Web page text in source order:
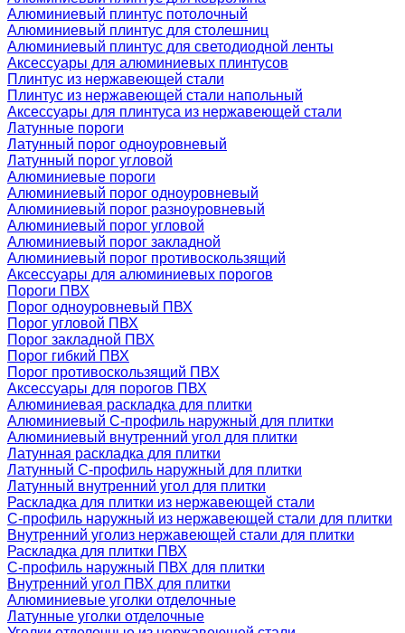
Алюминиевый плинтус потолочный
Алюминиевый плинтус для столешниц
Алюминиевый плинтус для светодиодной ленты
Аксессуары для алюминиевых плинтусов
Плинтус из нержавеющей стали
Плинтус из нержавеющей стали напольный
Аксессуары для плинтуса из нержавеющей стали
Латунные пороги
Латунный порог одноуровневый
Латунный порог угловой
Алюминиевые пороги
Алюминиевый порог одноуровневый
Алюминиевый порог разноуровневый
Алюминиевый порог угловой
Алюминиевый порог закладной
Алюминиевый порог противоскользящий
Аксессуары для алюминиевых порогов
Пороги ПВХ
Порог одноуровневый ПВХ
Порог угловой ПВХ
Порог закладной ПВХ
Порог гибкий ПВХ
Порог противоскользящий ПВХ
Аксессуары для порогов ПВХ
Алюминиевая раскладка для плитки
Алюминиевый С-профиль наружный для плитки
Алюминиевый внутренний угол для плитки
Латунная раскладка для плитки
Латунный С-профиль наружный для плитки
Латунный внутренний угол для плитки
Раскладка для плитки из нержавеющей стали
С-профиль наружный из нержавеющей стали для плитки
Внутренний уголиз нержавеющей стали для плитки
Раскладка для плитки ПВХ
С-профиль наружный ПВХ для плитки
Внутренний угол ПВХ для плитки
Алюминиевые уголки отделочные
Латунные уголки отделочные